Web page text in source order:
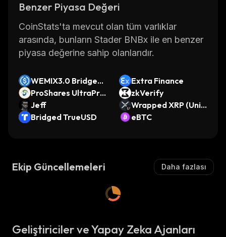
Benzer Piyasa Değeri
CoinStats'ta mevcut olan tüm varlıklar
arasında, bunların Stader BNBx ile en benzer
piyasa değerine sahip olanlarıdır.
WEMIX3.0 Bridged
USDC (WEMIX3.0 D
PoS)
Extra Finance
ProShares UltraPro
QQQ (bStocks Tok
enized Stock)
zkVerify
Jeff
Wrapped XRP (Univ
ersal)
Bridged TrueUSD eBTC
Ekip Güncellemeleri Daha fazlası
Geliştiriciler ve Yapay Zeka Ajanları